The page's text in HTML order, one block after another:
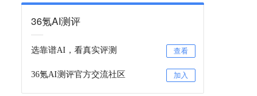
36氪AI测评
选靠谱AI，看真实评测 查看
36氪AI测评官方交流社区 加入